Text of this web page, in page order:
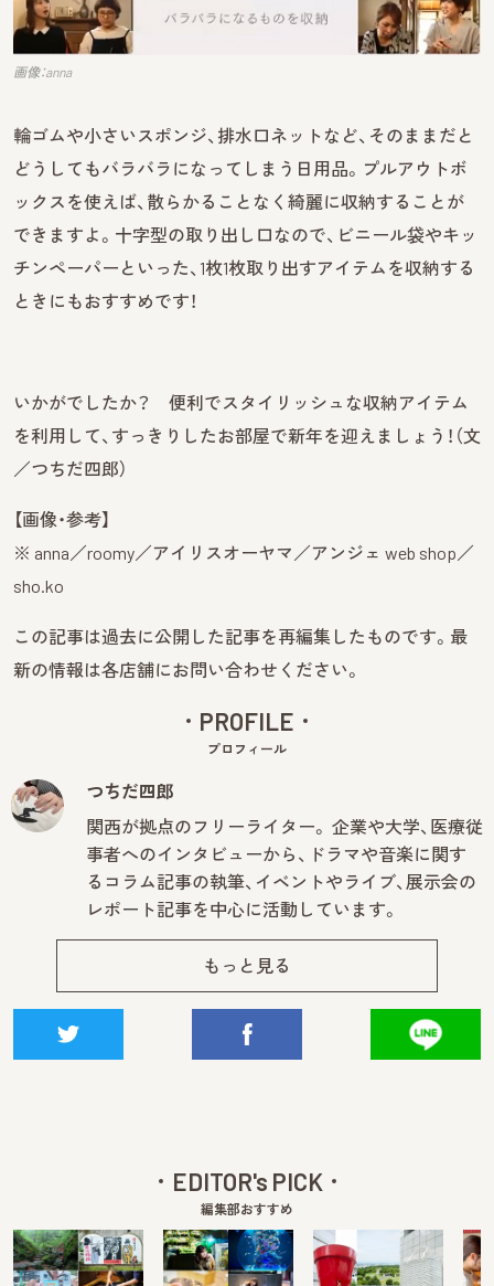
画像：anna
輪ゴムや小さいスポンジ、排水口ネットなど、そのままだと
どうしてもバラバラになってしまう日用品。プルアウトボ
ックスを使えば、散らかることなく綺麗に収納することが
できますよ。十字型の取り出し口なので、ビニール袋やキッ
チンペーパーといった、1枚1枚取り出すアイテムを収納する
ときにもおすすめです！
いかがでしたか？ 便利でスタイリッシュな収納アイテム
を利用して、すっきりしたお部屋で新年を迎えましょう！（文
／つちだ四郎）
【画像・参考】
※ anna／roomy／アイリスオーヤマ／アンジェ web shop／
sho.ko
この記事は過去に公開した記事を再編集したものです。最
新の情報は各店舗にお問い合わせください。
PROFILE
プロフィール
つちだ四郎
関西が拠点のフリーライター。 企業や大学、医療従
事者へのインタビューから、ドラマや音楽に関す
るコラム記事の執筆、イベントやライブ、展示会の
レポート記事を中心に活動しています。
もっと見る
EDITOR's PICK
編集部おすすめ